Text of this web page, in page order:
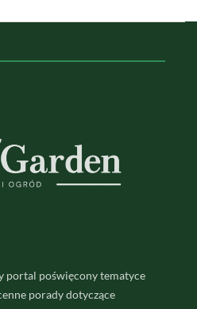
portal poświęcony tematyce
porady dotyczące